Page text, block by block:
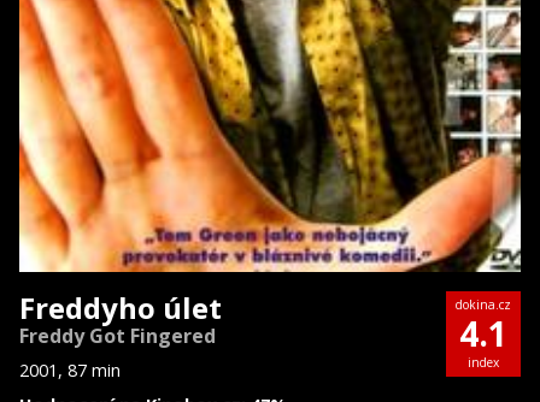
Freddyho úlet
Freddy Got Fingered
2001, 87 min
dokina.cz
4.1
index